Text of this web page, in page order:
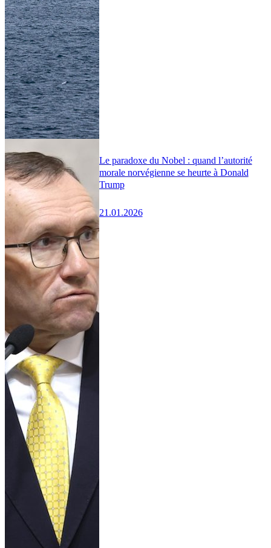
Le paradoxe du Nobel : quand l’autorité
morale norvégienne se heurte à Donald
Trump
21.01.2026